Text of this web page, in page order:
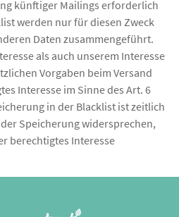
künftiger Mailings erforderlich
werden nur für diesen Zweck
Daten zusammengeführt.
als auch unserem Interesse
Vorgaben beim Versand
Interesse im Sinne des Art. 6
in der Blacklist ist zeitlich
Speicherung widersprechen,
berechtigtes Interesse